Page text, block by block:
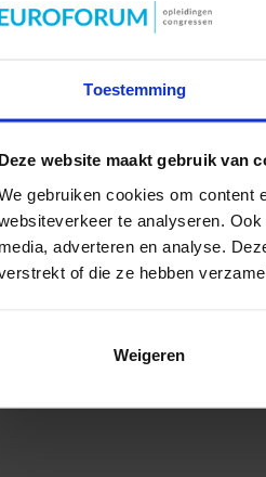
Toestemming
Deze website maakt gebruik van
gebruiken cookies om content
te analyseren.
media, adverteren en analyse.
of die ze hebben
Weigeren
rol: volg
Secretariaat om in te spelen op